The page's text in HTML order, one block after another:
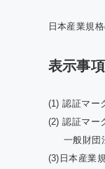
日本産業規
表示事
(1) 認証マー
(2) 認証マー
一般財団法
(3)日本産業